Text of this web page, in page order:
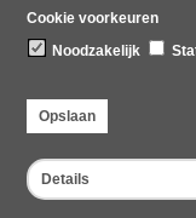
Cookie voorkeuren
Noodzakelijk
Opslaan
Details
Bezoekadres
Dampten 2, 1624 NR
Postbus 2095, 1620 EB
Openingstijden
Maandag tot en met
van 08:00 tot 16:30